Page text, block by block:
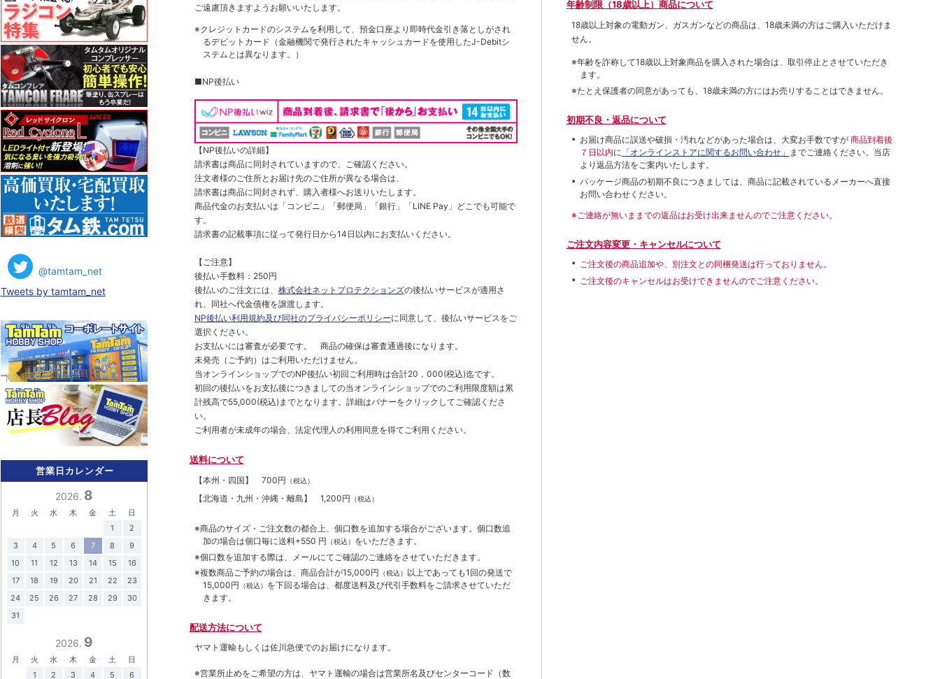
ご遠慮頂きますようお願いいたします。
※クレジットカードのシステムを利用して、預金口座より即時代金引き落としがされ
るデビットカード（金融機関で発行されたキャッシュカードを使用したJ-Debitシ
ステムとは異なります。）
■NP後払い
【NP後払いの詳細】
請求書は商品に同封されていますので、ご確認ください。
注文者様のご住所とお届け先のご住所が異なる場合は、
請求書は商品に同封されず、購入者様へお送りいたします。
商品代金のお支払いは「コンビニ」「郵便局」「銀行」「LINE Pay」どこでも可能で
す。
請求書の記載事項に従って発行日から14日以内にお支払いください。
【ご注意】
後払い手数料：250円
後払いのご注文には、 株式会社ネットプロテクションズの後払いサービスが適用さ
れ、同社へ代金債権を譲渡します。
NP後払い利用規約及び同社のプライバシーポリシーに同意して、後払いサービスをご
選択ください。
お支払いには審査が必要です。 商品の確保は審査通過後になります。
未発売（ご予約）はご利用いただけません。
当オンラインショップでのNP後払い初回ご利用時は合計20，000(税込)迄です。
初回の後払いをお支払後につきましての当オンラインショップでのご利用限度額は累
計残高で55,000(税込)までとなります。詳細はバナーをクリックしてご確認くださ
い。
ご利用者が未成年の場合、法定代理人の利用同意を得てご利用ください。
送料について
【本州・四国】 700円 （税込）
【北海道・九州・沖縄・離島】 1,200円 （税込）
※商品のサイズ・ご注文数の都合上、個口数を追加する場合がございます。個口数追
加の場合は個口毎に送料+550 円 （税込） をいただきます。
※個口数を追加する際は、メールにてご確認のご連絡をさせていただきます。
※複数商品ご予約の場合は、商品合計が15,000円 （税込） 以上であっても1回の発送で
15,000円 （税込） を下回る場合は、都度送料及び代引手数料をご請求させていただ
きます。
配送方法について
ヤマト運輸もしくは佐川急便でのお届けになります。
※営業所止めをご希望の方は、ヤマト運輸の場合は営業所名及びセンターコード（数
年齢制限（18歳以上）商品について
18歳以上対象の電動ガン、ガスガンなどの商品は、18歳未満の方はご購入いただけま
せん。
※年齢を詐称して18歳以上対象商品を購入された場合は、取引停止とさせていただき
ます。
※たとえ保護者の同意があっても、18歳未満の方にはお売りすることはできません。
初期不良・返品について
お届け商品に誤送や破損・汚れなどがあった場合は、大変お手数ですが 商品到着後
７日以内に 「オンラインストアに関するお問い合わせ」 までご連絡ください。当店
より返品方法をご案内いたします。
パッケージ商品の初期不良につきましては、商品に記載されているメーカーへ直接
お問い合わせください。
※ご連絡が無いままでの返品はお受け出来ませんのでご注意ください。
ご注文内容変更・キャンセルについて
ご注文後の商品追加や、別注文との同梱発送は行っておりません。
ご注文後のキャンセルはお受けできませんのでご注意ください。
@tamtam_net
Tweets by tamtam_net
営業日カレンダー
2026. 8
月 火 水 木 金 土
日
1
2
3
4 5 6 7 8
9
10
11 12 13 14 15
16
17
18 19 20 21 22
23
24
25 26 27 28 29
30
31
2026. 9
月 火 水 木 金 土
日
1
2 3 4 5 6